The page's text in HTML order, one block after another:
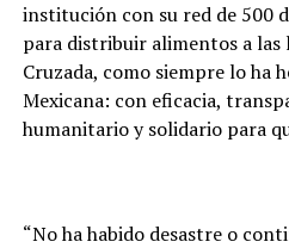
institución con su red de 500
para distribuir alimentos a las
Cruzada, como siempre lo ha
Mexicana: con eficacia,
humanitario y solidario para
“No ha habido desastre o